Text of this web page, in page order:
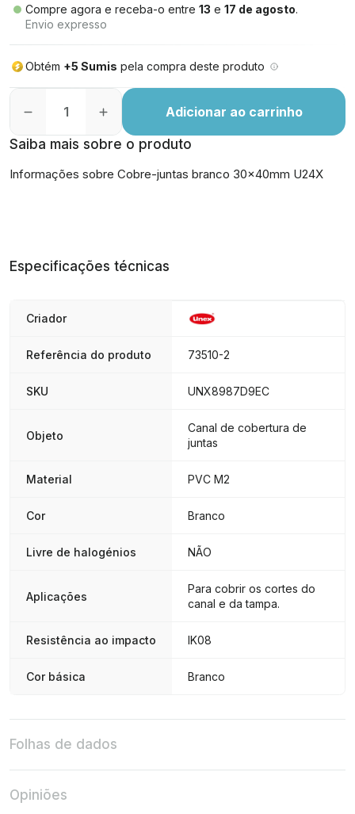
Compre agora e receba-o entre 13 e 17 de agosto.
Envio expresso
Obtém +5 Sumis pela compra deste produto
Adicionar ao carrinho
Saiba mais sobre o produto
Informações sobre Cobre-juntas branco 30x40mm U24X
Especificações técnicas
Criador
Referência do produto 73510-2
SKU UNX8987D9EC
Objeto
Canal de cobertura de
juntas
Material PVC M2
Cor Branco
Livre de halogénios NÃO
Aplicações
Para cobrir os cortes do
canal e da tampa.
Resistência ao impacto IK08
Cor básica Branco
Folhas de dados
Opiniões